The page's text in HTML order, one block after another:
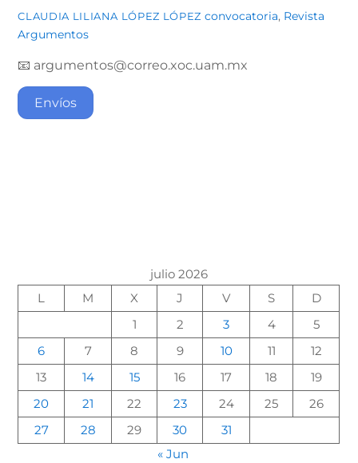
CLAUDIA LILIANA LÓPEZ LÓPEZ convocatoria, Revista
Argumentos
📧 argumentos@correo.xoc.uam.mx
Envíos
julio 2026
L
M X J V S
D
1
2 3 4
5
6
7 8 9 10 11
12
13
14 15 16 17 18
19
20
21 22 23 24 25
26
27
28 29 30
31
« Jun